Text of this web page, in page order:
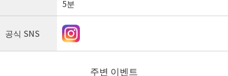
5분
공식 SNS
주변 이벤트